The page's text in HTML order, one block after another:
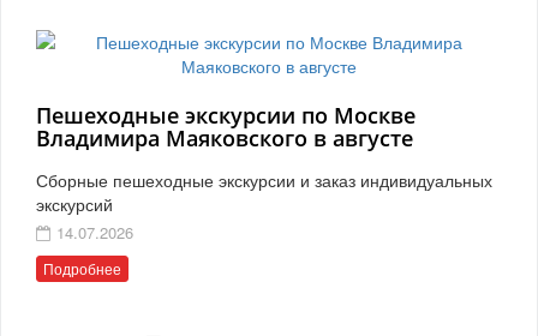
Пешеходные экскурсии по Москве
Владимира Маяковского в августе
Сборные пешеходные экскурсии и заказ индивидуальных
экскурсий
14.07.2026
Подробнее